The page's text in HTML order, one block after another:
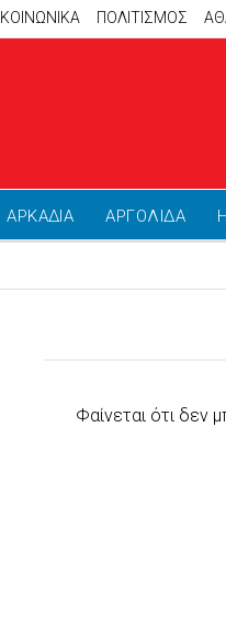
ΚΟΙΝΩΝΙΚΑ ΠΟΛΙΤΙΣΜΟΣ
ΑΡΚΑΔΙΑ ΑΡΓΟΛΙΔΑ
Φαίνεται ότι δεν